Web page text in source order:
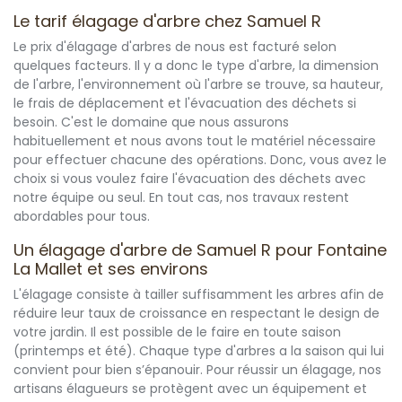
Le tarif élagage d'arbre chez Samuel R
Le prix d'élagage d'arbres de nous est facturé selon
quelques facteurs. Il y a donc le type d'arbre, la dimension
de l'arbre, l'environnement où l'arbre se trouve, sa hauteur,
le frais de déplacement et l'évacuation des déchets si
besoin. C'est le domaine que nous assurons
habituellement et nous avons tout le matériel nécessaire
pour effectuer chacune des opérations. Donc, vous avez le
choix si vous voulez faire l'évacuation des déchets avec
notre équipe ou seul. En tout cas, nos travaux restent
abordables pour tous.
Un élagage d'arbre de Samuel R pour Fontaine
La Mallet et ses environs
L'élagage consiste à tailler suffisamment les arbres afin de
réduire leur taux de croissance en respectant le design de
votre jardin. Il est possible de le faire en toute saison
(printemps et été). Chaque type d'arbres a la saison qui lui
convient pour bien s’épanouir. Pour réussir un élagage, nos
artisans élagueurs se protègent avec un équipement et